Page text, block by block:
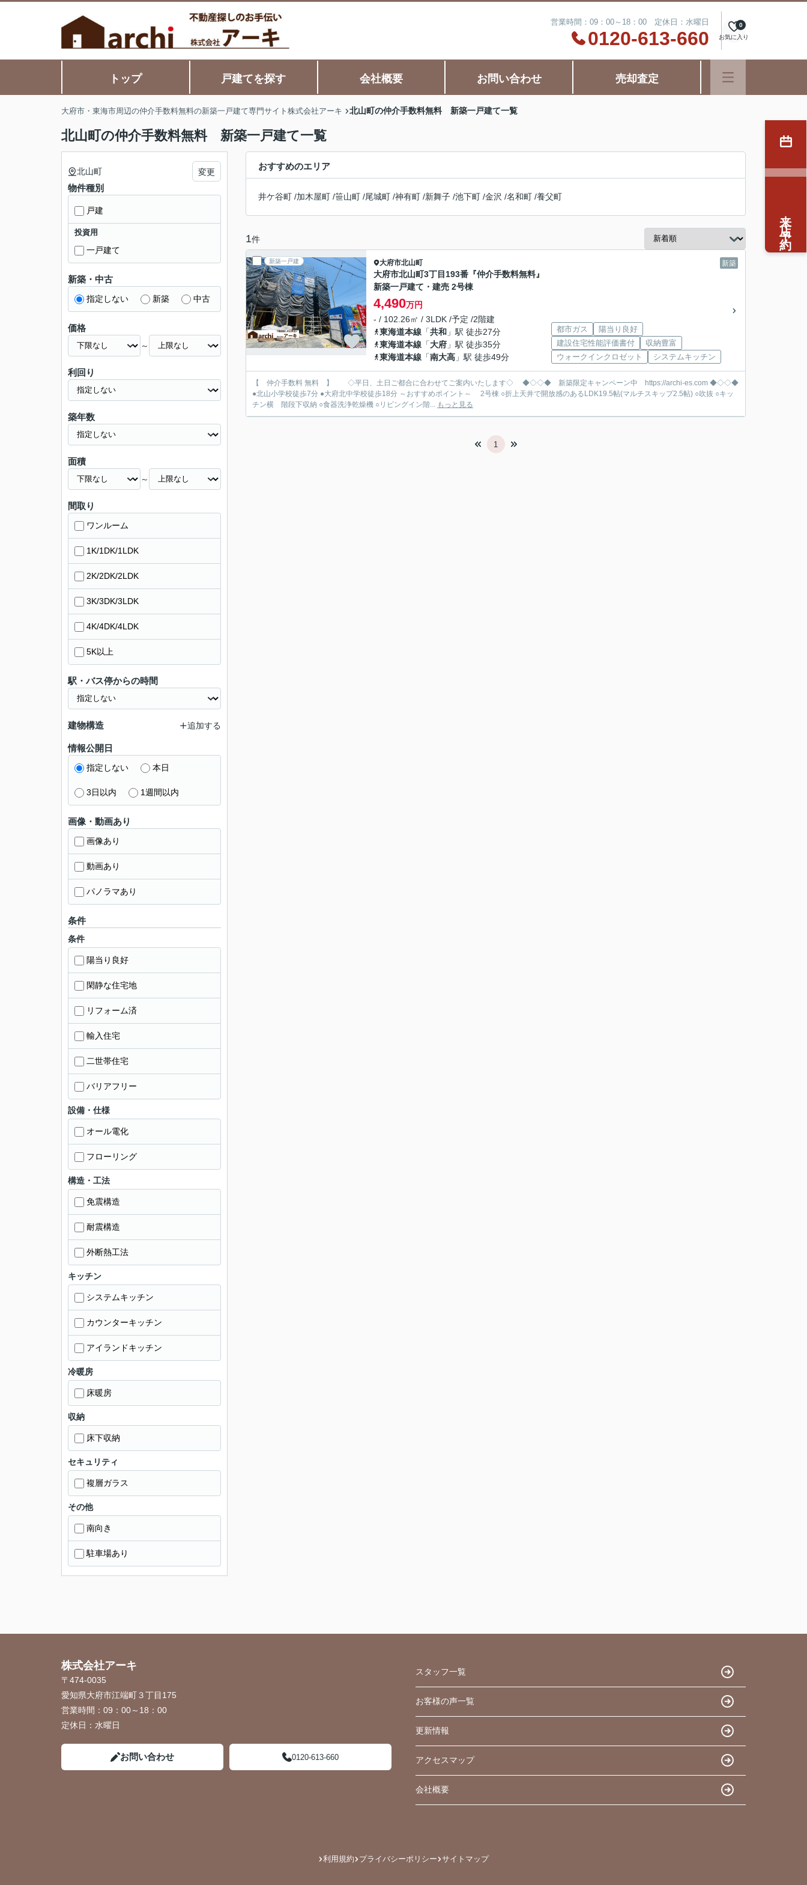
営業時間：09：00～18：00 定休日：水曜日
0120-613-660 お気に入り
0
トップ 戸建てを探す 会社概要 お問い合わせ 売却査定
大府市・東海市周辺の仲介手数料無料の新築一戸建て専門サイト株式会社アーキ 北山町の仲介手数料無料 新築一戸建て一覧
北山町の仲介手数料無料 新築一戸建て一覧
おすすめのエリア
井ケ谷町 /加木屋町 /笹山町 /尾城町 /神有町 /新舞子 /池下町 /金沢 /名和町 /養父町
1件
新築一戸建 新築
大府市北山町
大府市北山町3丁目193番『仲介手数料無料』
新築一戸建て・建売 2号棟
4,490万円
- / 102.26㎡ / 3LDK /予定 /2階建
東海道本線 「共和 」駅 徒歩27分
東海道本線 「大府 」駅 徒歩35分
東海道本線 「南大高 」駅 徒歩49分
都市ガス
陽当り良好
建設住宅性能評価書付
収納豊富
ウォークインクロゼット
システムキッチン
【 仲介手数料 無料 】 ◇平日、土日ご都合に合わせてご案内いたします◇ ◆◇◇◆ 新築限定キャンペーン中 https://archi-es.com ◆◇◇◆
●北山小学校徒歩7分 ●大府北中学校徒歩18分 ～おすすめポイント～ 2号棟 ○折上天井で開放感のあるLDK19.5帖(マルチスキップ2.5帖) ○吹抜 ○キッ
チン横 階段下収納 ○食器洗浄乾燥機 ○リビングイン階... もっと見る
1
北山町 変更
物件種別
戸建
投資用
一戸建て
新築・中古
指定しない 新築 中古
価格
～
利回り
築年数
面積
～
間取り
ワンルーム
1K/1DK/1LDK
2K/2DK/2LDK
3K/3DK/3LDK
4K/4DK/4LDK
5K以上
駅・バス停からの時間
建物構造 追加する
情報公開日
指定しない 本日
3日以内 1週間以内
画像・動画あり
画像あり
動画あり
パノラマあり
条件
条件
陽当り良好
閑静な住宅地
リフォーム済
輸入住宅
二世帯住宅
バリアフリー
設備・仕様
オール電化
フローリング
構造・工法
免震構造
耐震構造
外断熱工法
キッチン
システムキッチン
カウンターキッチン
アイランドキッチン
冷暖房
床暖房
収納
床下収納
セキュリティ
複層ガラス
その他
南向き
駐車場あり
来店予約
株式会社アーキ
〒474-0035
愛知県大府市江端町３丁目175
営業時間： 09：00～18：00
定休日： 水曜日
お問い合わせ 0120-613-660
スタッフ一覧
お客様の声一覧
更新情報
アクセスマップ
会社概要
利用規約 プライバシーポリシー サイトマップ